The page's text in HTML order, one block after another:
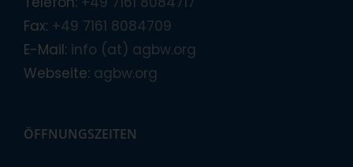
Fax: +49 7161 8084709
E-Mail: info (at) agbw.org
Webseite: agbw.org
ÖFFNUNGSZEITEN